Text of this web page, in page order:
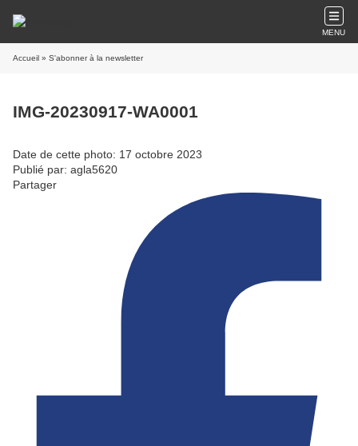
MENU
Accueil » S'abonner à la newsletter
IMG-20230917-WA0001
Date de cette photo: 17 octobre 2023
Publié par: agla5620
Partager